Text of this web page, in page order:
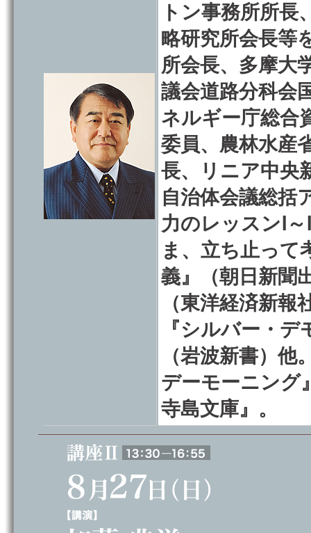
トン事務所所長
略研究所会長等
所会長、多摩大
議会道路分科会
ネルギー庁総合
委員、農林水産
長、リニア中央
自治体会議総括
力のレッスンⅠ
ま、立ち止って
義』（朝日新聞
（東洋経済新
『シルバー・
（岩波新書）
デーモーニング
寺島文庫』。